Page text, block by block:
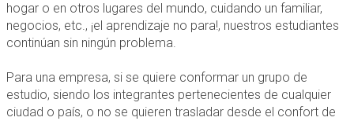
hogar o en otros lugares del mundo, cuidando un familiar,
negocios, etc., ¡el aprendizaje no para!, nuestros estudiantes
continúan sin ningún problema.
Para una empresa, si se quiere conformar un grupo de
estudio, siendo los integrantes pertenecientes de cualquier
ciudad o país, o no se quieren trasladar desde el confort de